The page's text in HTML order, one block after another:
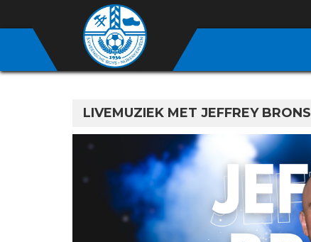
LIVEMUZIEK MET JEFFREY